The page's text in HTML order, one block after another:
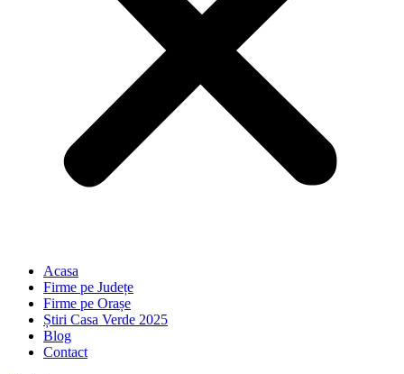
Acasa
Firme pe Județe
Firme pe Orașe
Știri Casa Verde 2025
Blog
Contact